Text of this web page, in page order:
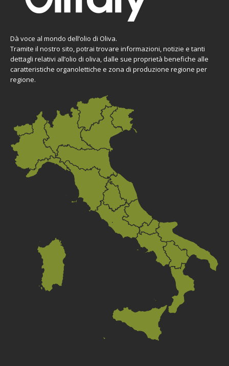
Dà voce al mondo dell’olio di Oliva.
Tramite il nostro sito, potrai trovare informazioni, notizie e tanti
dettagli relativi all’olio di oliva, dalle sue proprietà benefiche alle
caratteristiche organolettiche e zona di produzione regione per
regione.